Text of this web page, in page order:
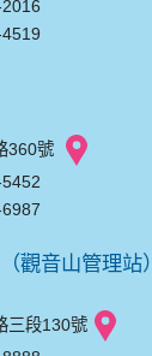
360號
觀音山管理站）
三段130號